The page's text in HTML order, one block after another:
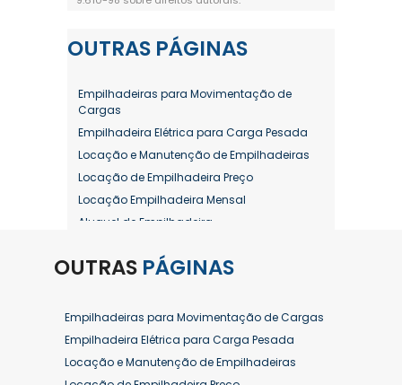
OUTRAS PÁGINAS
Empilhadeiras para Movimentação de
Cargas
Empilhadeira Elétrica para Carga Pesada
Locação e Manutenção de Empilhadeiras
Locação de Empilhadeira Preço
Locação Empilhadeira Mensal
Aluguel de Empilhadeira
Aluguel de Empilhadeira Diária Valor
Aluguel de Empilhadeira Elétrica Preço
Aluguel de Empilhadeira Mensal
Aluguel de Empilhadeira Preço
Aluguel de Empilhadeira Valor
OUTRAS PÁGINAS
Empilhadeiras para Movimentação de Cargas
Empilhadeira Elétrica para Carga Pesada
Locação e Manutenção de Empilhadeiras